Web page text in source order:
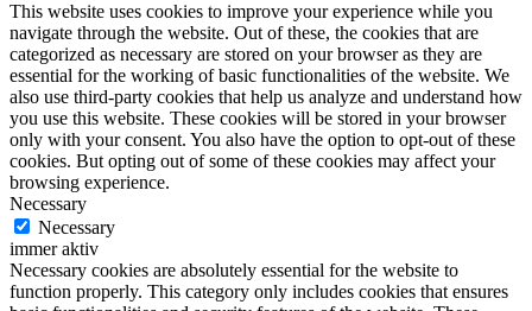
This website uses cookies to improve your experience while you
navigate through the website. Out of these, the cookies that are
categorized as necessary are stored on your browser as they are
essential for the working of basic functionalities of the website. We
also use third-party cookies that help us analyze and understand how
you use this website. These cookies will be stored in your browser
only with your consent. You also have the option to opt-out of these
cookies. But opting out of some of these cookies may affect your
browsing experience.
Necessary
Necessary
immer aktiv
Necessary cookies are absolutely essential for the website to
function properly. This category only includes cookies that ensures